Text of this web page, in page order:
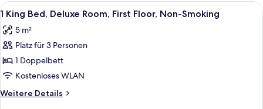
Alle
Fotos
für
1
King
Bed,
Deluxe
Room,
Ein Hotelzimmer mit Bett,
7
1 King Bed, Deluxe Room, First Floor, Non-Smoking
5 m²
Platz für 3 Personen
1 Doppelbett
Kostenloses WLAN
Weitere Details
Weitere